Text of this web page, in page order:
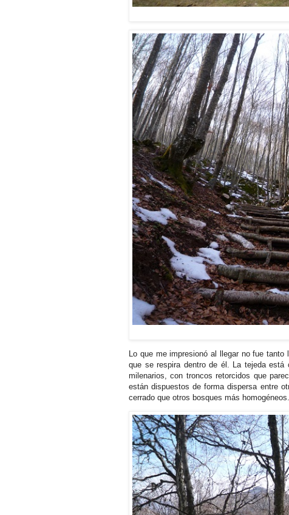
Lo que me impresionó al llegar no fue
que se respira dentro de él. La tejeda está
milenarios, con troncos retorcidos que
están dispuestos de forma dispersa entre
cerrado que otros bosques más homogéneos.